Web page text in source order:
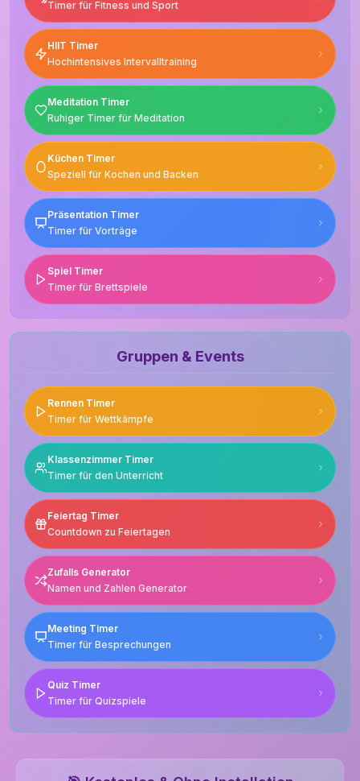
Timer für Fitness und Sport
HIIT Timer
Hochintensives Intervalltraining
Meditation Timer
Ruhiger Timer für Meditation
Küchen Timer
Speziell für Kochen und Backen
Präsentation Timer
Timer für Vorträge
Spiel Timer
Timer für Brettspiele
Gruppen & Events
Rennen Timer
Timer für Wettkämpfe
Klassenzimmer Timer
Timer für den Unterricht
Feiertag Timer
Countdown zu Feiertagen
Zufalls Generator
Namen und Zahlen Generator
Meeting Timer
Timer für Besprechungen
Quiz Timer
Timer für Quizspiele